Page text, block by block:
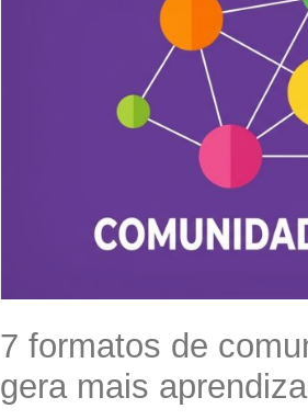
7 formatos de
gera mais